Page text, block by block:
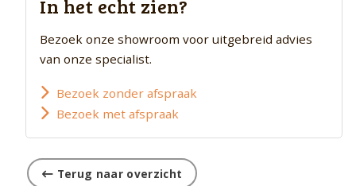
In het echt zien?
Bezoek onze showroom voor uitgebreid advies
van onze specialist.
Bezoek zonder afspraak
Bezoek met afspraak
Terug naar overzicht